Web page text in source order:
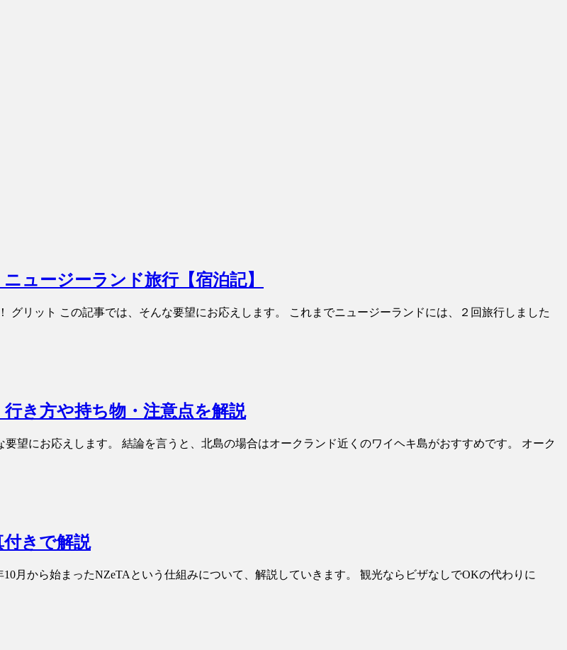
ュージーランド旅行【宿泊記】
リット この記事では、そんな要望にお応えします。 これまでニュージーランドには、２回旅行しました
き方や持ち物・注意点を解説
望にお応えします。 結論を言うと、北島の場合はオークランド近くのワイヘキ島がおすすめです。 オーク
きで解説
月から始まったNZeTAという仕組みについて、解説していきます。 観光ならビザなしでOKの代わりに